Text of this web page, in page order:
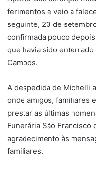
ferimentos e veio a
seguinte, 23 de
confirmada pouco
que havia sido
Campos.
A despedida de Michelli
onde amigos, familiares
prestar as últimas
Funerária São Francisco
agradecimento às
familiares.